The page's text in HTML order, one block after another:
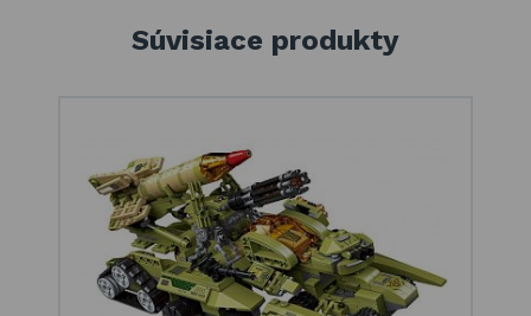
Súvisiace produkty